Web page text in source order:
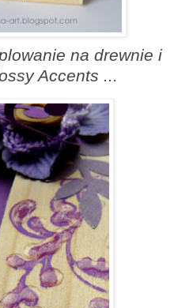
na drewnie i
Accents ...